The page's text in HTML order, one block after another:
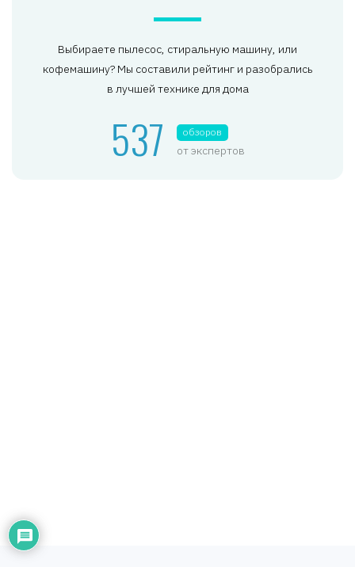
Выбираете пылесос, стиральную машину, или
кофемашину? Мы составили рейтинг и разобрались
в лучшей технике для дома
537 обзоров
от экспертов